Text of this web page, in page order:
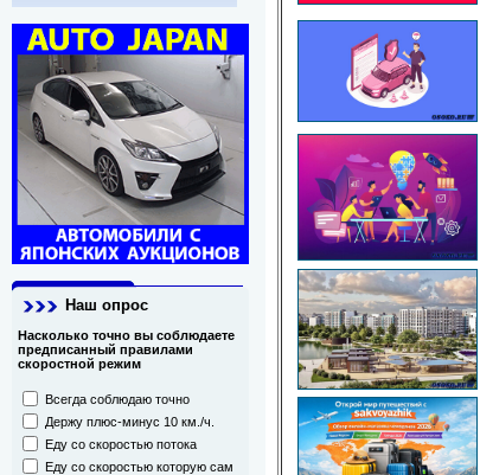
Наш опрос
Насколько точно вы соблюдаете
предписанный правилами
скоростной режим
Всегда соблюдаю точно
Держу плюс-минус 10 км./ч.
Еду со скоростью потока
Еду со скоростью которую сам